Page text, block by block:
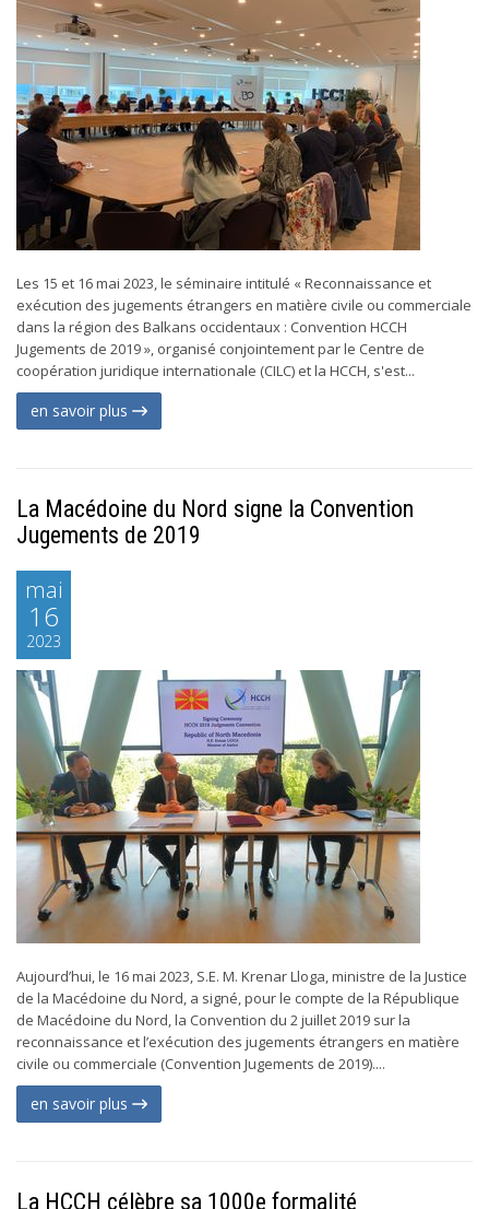
Les 15 et 16 mai 2023, le séminaire intitulé « Reconnaissance et
exécution des jugements étrangers en matière civile ou commerciale
dans la région des Balkans occidentaux : Convention HCCH
Jugements de 2019 », organisé conjointement par le Centre de
coopération juridique internationale (CILC) et la HCCH, s'est...
en savoir plus
La Macédoine du Nord signe la Convention
Jugements de 2019
mai
16
2023
Aujourd’hui, le 16 mai 2023, S.E. M. Krenar Lloga, ministre de la Justice
de la Macédoine du Nord, a signé, pour le compte de la République
de Macédoine du Nord, la Convention du 2 juillet 2019 sur la
reconnaissance et l’exécution des jugements étrangers en matière
civile ou commerciale (Convention Jugements de 2019)....
en savoir plus
La HCCH célèbre sa 1000e formalité